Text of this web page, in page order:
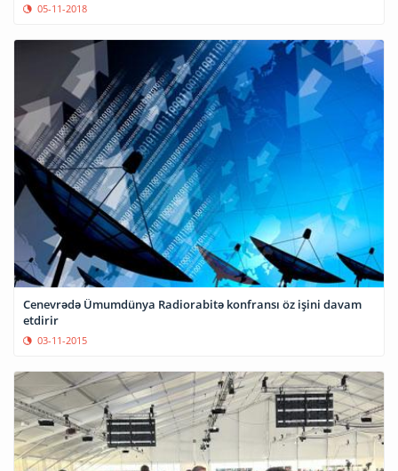
05-11-2018
Cenevrədə Ümumdünya Radiorabitə konfransı öz işini davam
etdirir
03-11-2015